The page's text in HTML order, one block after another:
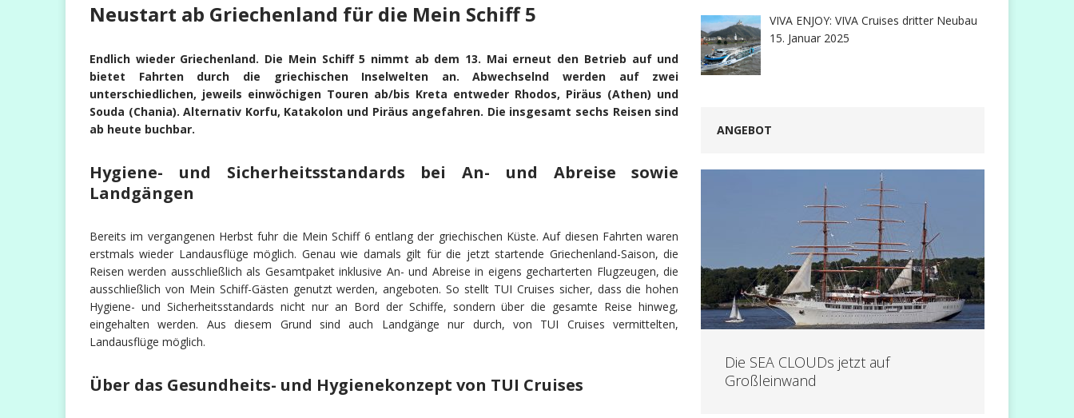
Neustart ab Griechenland für die Mein Schiff 5
Endlich wieder Griechenland. Die Mein Schiff 5 nimmt ab dem 13. Mai erneut den Betrieb auf und
bietet Fahrten durch die griechischen Inselwelten an. Abwechselnd werden auf zwei
unterschiedlichen, jeweils einwöchigen Touren ab/bis Kreta entweder Rhodos, Piräus (Athen) und
Souda (Chania). Alternativ Korfu, Katakolon und Piräus angefahren. Die insgesamt sechs Reisen sind
ab heute buchbar.
Hygiene- und Sicherheitsstandards bei An- und Abreise sowie
Landgängen
Bereits im vergangenen Herbst fuhr die Mein Schiff 6 entlang der griechischen Küste. Auf diesen Fahrten waren
erstmals wieder Landausflüge möglich. Genau wie damals gilt für die jetzt startende Griechenland-Saison, die
Reisen werden ausschließlich als Gesamtpaket inklusive An- und Abreise in eigens gecharterten Flugzeugen, die
ausschließlich von Mein Schiff-Gästen genutzt werden, angeboten. So stellt TUI Cruises sicher, dass die hohen
Hygiene- und Sicherheitsstandards nicht nur an Bord der Schiffe, sondern über die gesamte Reise hinweg,
eingehalten werden. Aus diesem Grund sind auch Landgänge nur durch, von TUI Cruises vermittelten,
Landausflüge möglich.
Über das Gesundheits- und Hygienekonzept von TUI Cruises
VIVA ENJOY: VIVA Cruises dritter Neubau
15. Januar 2025
ANGEBOT
Die SEA CLOUDs jetzt auf
Großleinwand